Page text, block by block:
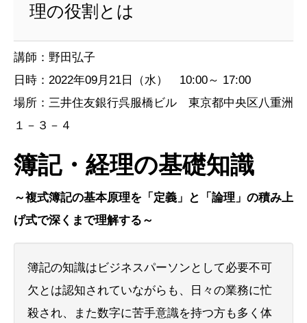
理の役割とは
講師：野田弘子
日時：2022年09月21日（水） 10:00～ 17:00
場所：三井住友銀行呉服橋ビル 東京都中央区八重洲
１－３－４
簿記・経理の基礎知識
～複式簿記の基本原理を「定義」と「論理」の積み上
げ式で深くまで理解する～
簿記の知識はビジネスパーソンとして必要不可
欠とは認知されていながらも、日々の業務に忙
殺され、また数字に苦手意識を持つ方も多く体